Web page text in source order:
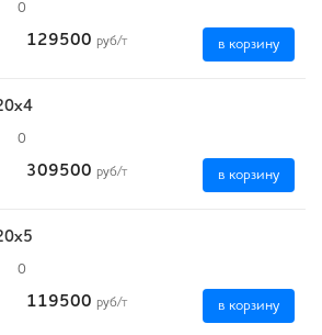
0
129500 руб/т в корзину
0
309500 руб/т в корзину
0
119500 руб/т в корзину